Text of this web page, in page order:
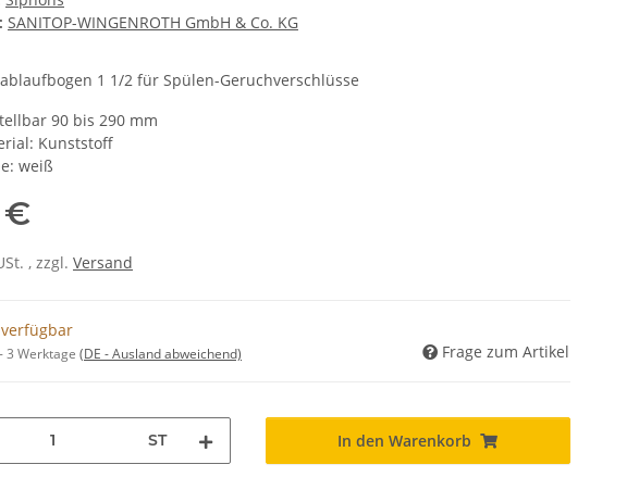
SANITOP-WINGENROTH GmbH & Co. KG
1 1/2 für Spülen-Geruchverschlüsse
90 bis 290 mm
Kunststoff
weiß
€
, zzgl. Versand
3 Werktage (DE - Ausland abweichend) Frage zum Artikel
ST In den Warenkorb